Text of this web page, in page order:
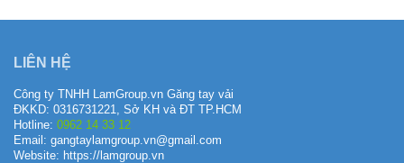
LIÊN HỆ
Công ty TNHH LamGroup.vn Găng tay vải
ĐKKD: 0316731221, Sở KH và ĐT TP.HCM
Hotline: 0962 14 33 12
Email: gangtaylamgroup.vn@gmail.com
Website: https://lamgroup.vn